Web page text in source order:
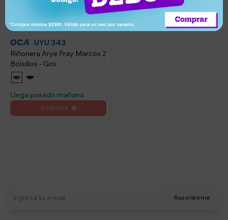
UYU 362
UYU 343
Riñonera Arye Fray Marcos 2
Bolsillos - Gris
Llega pasado mañana
Suscribirme